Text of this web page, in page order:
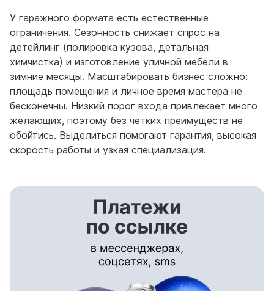
У гаражного формата есть естественные
ограничения. Сезонность снижает спрос на
детейлинг (полировка кузова, детальная
химчистка) и изготовление уличной мебели в
зимние месяцы. Масштабировать бизнес сложно:
площадь помещения и личное время мастера не
бесконечны. Низкий порог входа привлекает много
желающих, поэтому без четких преимуществ не
обойтись. Выделиться помогают гарантия, высокая
скорость работы и узкая специализация.